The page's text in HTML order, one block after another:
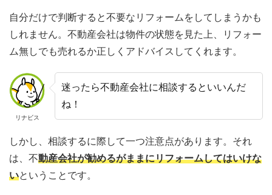
自分だけで判断すると不要なリフォームをしてしまうかも
しれません。不動産会社は物件の状態を見た上、リフォー
ム無しでも売れるか正しくアドバイスしてくれます。
リナビス
迷ったら不動産会社に相談するといいんだ
ね！
しかし、相談するに際して一つ注意点があります。それ
は、不動産会社が勧めるがままにリフォームしてはいけな
いということです。